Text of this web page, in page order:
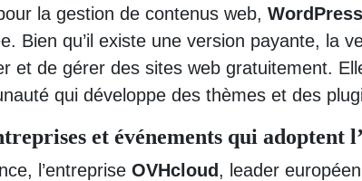
la gestion de contenus web, WordPress
Bien qu’il existe une version payante, la
et de gérer des sites web gratuitement.
qui développe des thèmes et des
et événements qui adoptent
l’entreprise OVHcloud, leader